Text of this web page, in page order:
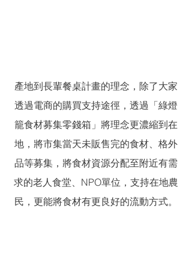
產地到長輩餐桌計畫的理念，除了大家
透過電商的購買支持途徑，透過「綠燈
籠食材募集零錢箱」將理念更濃縮到在
地，將市集當天未販售完的食材、格外
品等募集，將食材資源分配至附近有需
求的老人食堂、NPO單位，支持在地農
民，更能將食材有更良好的流動方式。